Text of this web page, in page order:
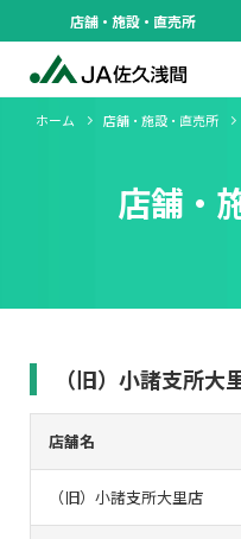
店舗・施設・直売所
ホーム 店舗・施設・直売所
店舗・
（旧）小諸支所大
店舗名
（旧）小諸支所大里店